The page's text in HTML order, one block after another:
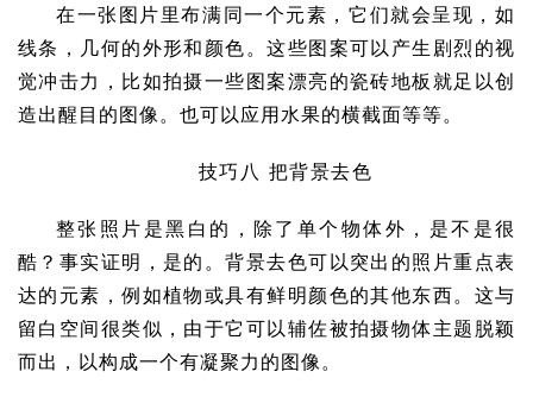
在一张图片里布满同一个元素，它们就会呈现，如
线条，几何的外形和颜色。这些图案可以产生剧烈的视
觉冲击力，比如拍摄一些图案漂亮的瓷砖地板就足以创
造出醒目的图像。也可以应用水果的横截面等等。
技巧八 把背景去色
整张照片是黑白的，除了单个物体外，是不是很
酷？事实证明，是的。背景去色可以突出的照片重点表
达的元素，例如植物或具有鲜明颜色的其他东西。这与
留白空间很类似，由于它可以辅佐被拍摄物体主题脱颖
而出，以构成一个有凝聚力的图像。